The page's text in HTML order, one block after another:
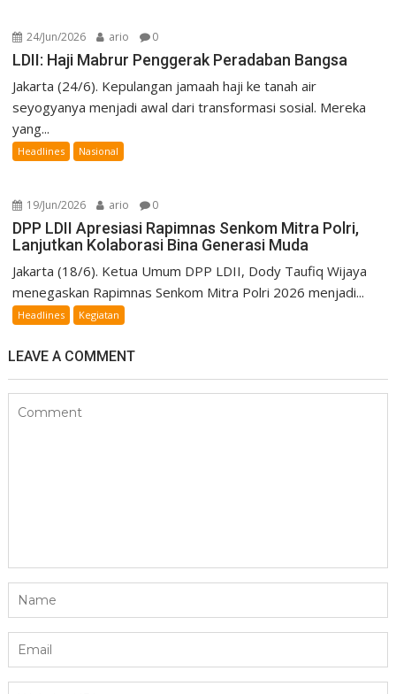
24/Jun/2026 ario 0
LDII: Haji Mabrur Penggerak Peradaban Bangsa
Jakarta (24/6). Kepulangan jamaah haji ke tanah air
seyogyanya menjadi awal dari transformasi sosial. Mereka
yang...
Headlines Nasional
19/Jun/2026 ario 0
DPP LDII Apresiasi Rapimnas Senkom Mitra Polri,
Lanjutkan Kolaborasi Bina Generasi Muda
Jakarta (18/6). Ketua Umum DPP LDII, Dody Taufiq Wijaya
menegaskan Rapimnas Senkom Mitra Polri 2026 menjadi...
Headlines Kegiatan
LEAVE A COMMENT